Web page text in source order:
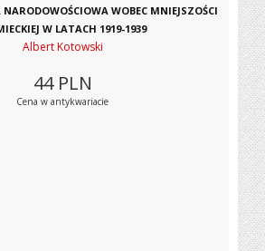
WOBEC MNIEJSZOŚCI
W LATACH 1919-1939
Albert Kotowski
44 PLN
Cena w antykwariacie